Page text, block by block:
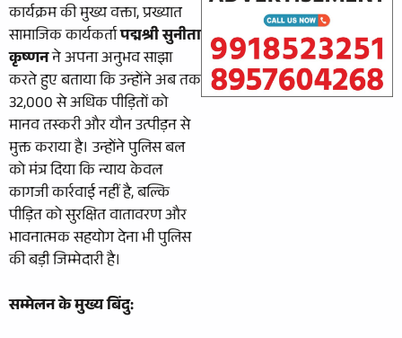
कार्यक्रम की मुख्य वक्ता, प्रख्यात
सामाजिक कार्यकर्तापद्मश्री सुनीता
कृष्णनने अपना अनुभव साझा
करते हुए बताया कि उन्होंने अब तक
32,000 से अधिक पीड़ितों को
मानव तस्करी और यौन उत्पीड़न से
मुक्त कराया है। उन्होंने पुलिस बल
को मंत्र दिया कि न्याय केवल
कागजी कार्रवाई नहीं है, बल्कि
पीड़ित को सुरक्षित वातावरण और
भावनात्मक सहयोग देना भी पुलिस
की बड़ी जिम्मेदारी है।
सम्मेलन के मुख्य बिंदु: